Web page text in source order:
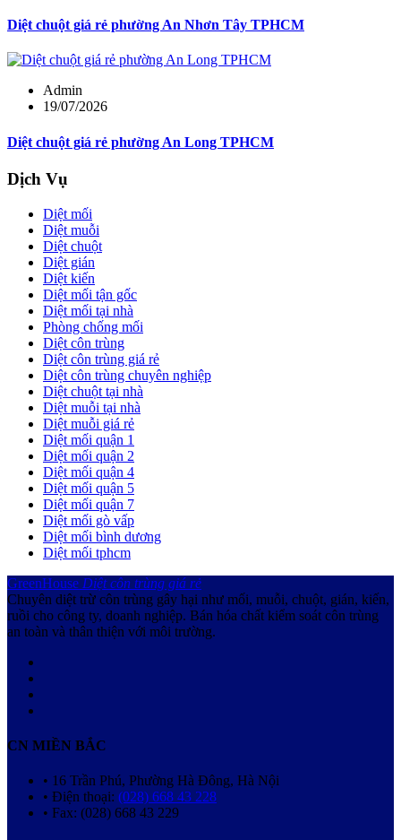
Diệt chuột giá rẻ phường An Nhơn Tây TPHCM
Admin
19/07/2026
Diệt chuột giá rẻ phường An Long TPHCM
Dịch Vụ
Diệt mối
Diệt muỗi
Diệt chuột
Diệt gián
Diệt kiến
Diệt mối tận gốc
Diệt mối tại nhà
Phòng chống mối
Diệt côn trùng
Diệt côn trùng giá rẻ
Diệt côn trùng chuyên nghiệp
Diệt chuột tại nhà
Diệt muỗi tại nhà
Diệt muỗi giá rẻ
Diệt mối quận 1
Diệt mối quận 2
Diệt mối quận 4
Diệt mối quận 5
Diệt mối quận 7
Diệt mối gò vấp
Diệt mối bình dương
Diệt mối tphcm
GreenHouse Diệt côn trùng giá rẻ
Chuyên diệt trừ côn trùng gây hại như mối, muỗi, chuột, gián, kiến,
ruồi cho công ty, doanh nghiệp. Bán hóa chất kiểm soát côn trùng
an toàn và thân thiện với môi trường.
CN MIỀN BẮC
• 16 Trần Phú, Phường Hà Đông, Hà Nội
• Điện thoại: (028) 668 43 228
• Fax: (028) 668 43 229